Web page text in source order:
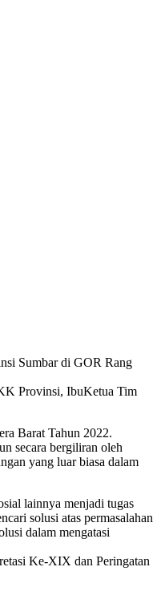
Sumbar di GOR Rang
Provinsi, IbuKetua Tim
Barat Tahun 2022.
secara bergiliran oleh
yang luar biasa dalam
lainnya menjadi tugas
solusi atas permasalahan
dalam mengatasi
Ke-XIX dan Peringatan